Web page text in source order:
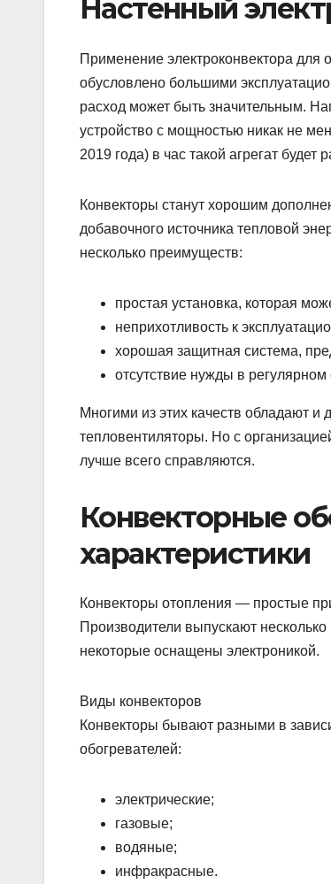
Настенный
Применение электроконвектора для
обусловлено большими
расход может быть значительным.
устройство с мощностью никак не
2019 года) в час такой агрегат будет
Конвекторы станут хорошим
добавочного источника тепловой
несколько преимуществ:
простая установка, которая
неприхотливость к
хорошая защитная система,
отсутствие нужды в
Многими из этих качеств обладают
тепловентиляторы. Но с
лучше всего справляются.
Конвекторные
характеристики
Конвекторы отопления — простые
Производители выпускают
некоторые оснащены электроникой.
Виды конвекторов
Конвекторы бывают разными в
обогревателей:
электрические;
газовые;
водяные;
инфракрасные.